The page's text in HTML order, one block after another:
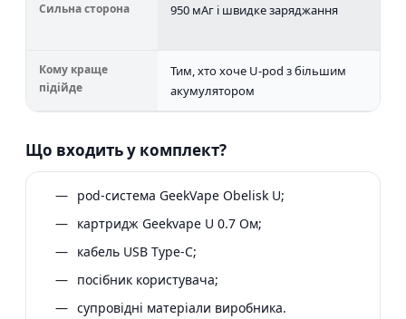
Сильна сторона 950 мАг і швидке заряджання
Кому краще
підійде
Тим, хто хоче U-pod з більшим
акумулятором
Що входить у комплект?
pod-система GeekVape Obelisk U;
картридж Geekvape U 0.7 Ом;
кабель USB Type-C;
посібник користувача;
супровідні матеріали виробника.